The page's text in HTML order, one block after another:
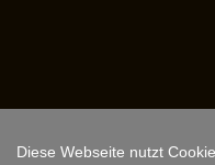
Copyright
Diese Webseite nutzt